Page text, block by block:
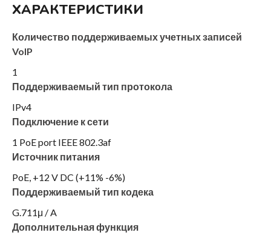
ХАРАКТЕРИСТИКИ
Количество поддерживаемых учетных записей
VoIP
1
Поддерживаемый тип протокола
IPv4
Подключение к сети
1 PoE port IEEE 802.3af
Источник питания
PoE, +12 V DC (+11% -6%)
Поддерживаемый тип кодека
G.711μ / A
Дополнительная функция